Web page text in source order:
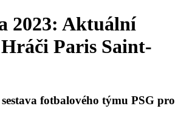
2023: Aktuální
Paris Saint-
fotbalového týmu PSG pro